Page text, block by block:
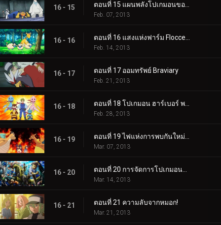
16 - 15
Feb. 07, 2013
16 - 16
Feb. 14, 2013
16 - 17 ตอนที่ 17 ออมทรัพย์ Braviary
Feb. 21, 2013
16 - 18
Feb. 28, 2013
16 - 19
Mar. 07, 2013
16 - 20
Mar. 14, 2013
16 - 21 ตอนที่ 21 ความลับจากหมอก!
Mar. 21, 2013